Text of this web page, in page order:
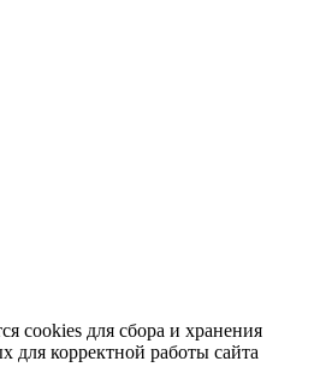
cookies для сбора и хранения
для корректной работы сайта